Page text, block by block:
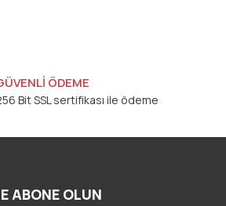
ÖDEME
Bit SSL sertifikası ile ödeme
ABONE OLUN